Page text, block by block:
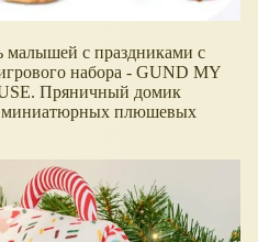
малышей с праздниками с
набора - GUND MY
Пряничный домик
миниатюрных плюшевых